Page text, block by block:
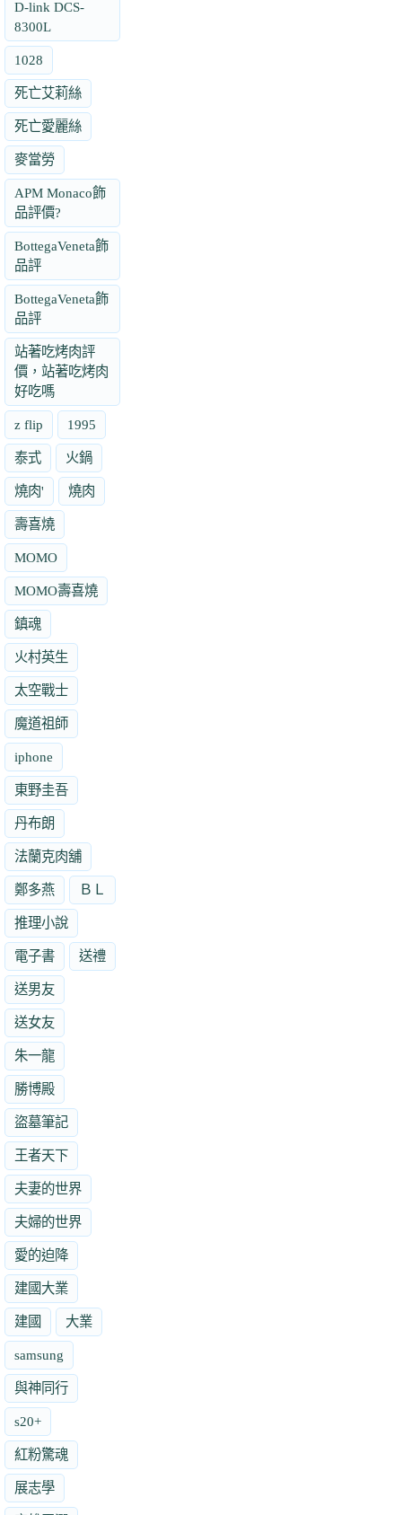
D-link DCS-
8300L
1028
死亡艾莉絲
死亡愛麗絲
麥當勞
APM Monaco飾
品評價?
BottegaVeneta飾
品評
BottegaVeneta飾
品評
站著吃烤肉評
價，站著吃烤肉
好吃嗎
z flip 1995
泰式 火鍋
燒肉' 燒肉
壽喜燒
MOMO
MOMO壽喜燒
鎮魂
火村英生
太空戰士
魔道祖師
iphone
東野圭吾
丹布朗
法蘭克肉舖
鄭多燕 ＢＬ
推理小說
電子書 送禮
送男友
送女友
朱一龍
勝博殿
盜墓筆記
王者天下
夫妻的世界
夫婦的世界
愛的迫降
建國大業
建國 大業
samsung
與神同行
s20+
紅粉驚魂
展志學